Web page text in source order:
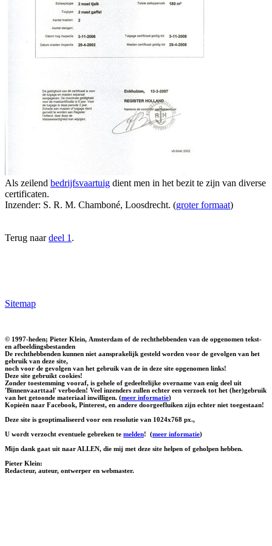
Als zeilend bedrijfsvaartuig dient men in het bezit te zijn van diverse
certificaten.
Inzender: S. R. M. Chamboné, Loosdrecht. (groter formaat)
Terug naardeel 1 .
Sitemap
© 1997-heden; Pieter Klein, Amsterdam of de rechthebbenden van de opgenomen tekst-
en afbeeldingsbestanden
De rechthebbenden kunnen niet aansprakelijk gesteld worden voor de gevolgen van het
gebruik van deze site,
noch voor de gevolgen van het gebruik van de in deze site opgenomen links!
Deze site gebruikt cookies!
Zonder toestemming vooraf, is gehele of gedeeltelijke overname van enig deel uit
'Binnenvaarttaal' verboden! Veel inzenders zullen echter een verzoek tot het (her)gebruik
van het getoonde materiaal inwilligen. (meer informatie)
Kopieën naar Facebook, Pinterest, en andere doorgeefluiken zijn echter niet toegestaan!
Deze site is geoptimaliseerd voor een resolutie van 1024x768 px.,
U wordt verzocht eventuele gebreken te melden! (meer informatie)
Mijn dank gaat uit naar ALLEN, die mij met deze site helpen of geholpen hebben.
Pieter Klein:
Redacteur, auteur, ontwerper en webmaster.